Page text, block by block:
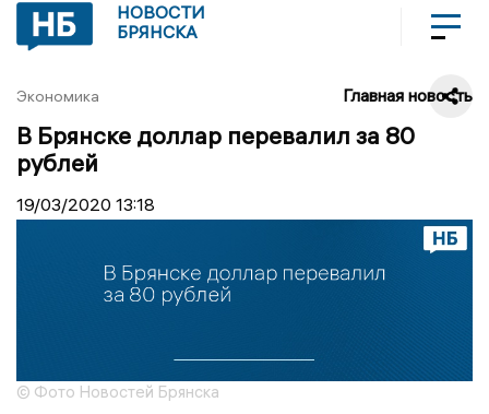
НОВОСТИ
БРЯНСКА
Экономика Главная новость
В Брянске доллар перевалил за 80
рублей
19/03/2020 13:18
© Фото Новостей Брянска